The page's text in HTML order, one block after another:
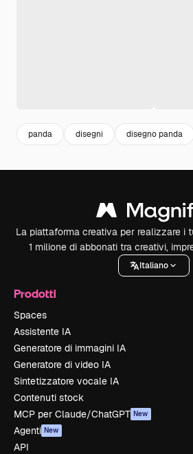
panda disegni disegno panda
La piattaforma creativa per realizzare i
1 milione di abbonati tra creativi,
Italiano
Prodotti
Spaces
Assistente IA
Generatore di immagini IA
Generatore di video IA
Sintetizzatore vocale IA
Contenuti stock
MCP per Claude/ChatGPT New
Agenti New
API